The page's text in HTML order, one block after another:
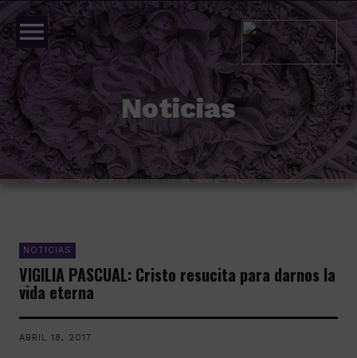
menu
Noticias
NOTICIAS
VIGILIA PASCUAL: Cristo resucita para darnos la
vida eterna
ABRIL 18, 2017